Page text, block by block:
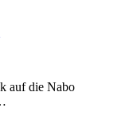
auf die Nabo